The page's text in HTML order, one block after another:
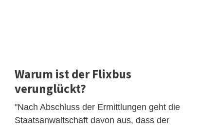
Warum ist der Flixbus
verunglückt?
"Nach Abschluss der Ermittlungen geht die
Staatsanwaltschaft davon aus, dass der